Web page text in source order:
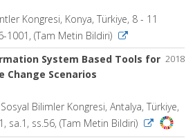
Kongresi, Konya, Türkiye, 8 - 11
1001, (Tam Metin Bildiri)
2018
System Based Tools for
Change Scenarios
Bilimler Kongresi, Antalya, Türkiye,
sa.1, ss.56, (Tam Metin Bildiri)